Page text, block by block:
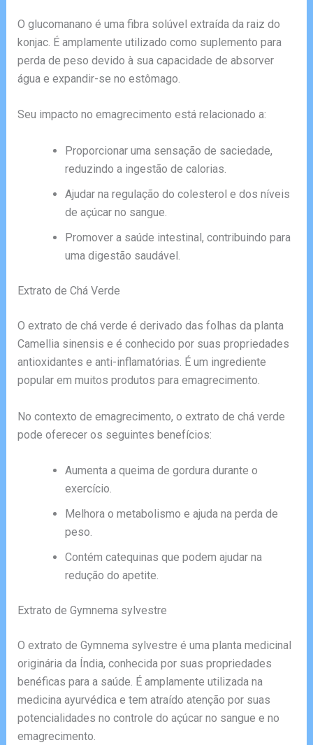
O glucomanano é uma fibra solúvel extraída da raiz do
konjac. É amplamente utilizado como suplemento para
perda de peso devido à sua capacidade de absorver
água e expandir-se no estômago.
Seu impacto no emagrecimento está relacionado a:
Proporcionar uma sensação de saciedade,
reduzindo a ingestão de calorias.
Ajudar na regulação do colesterol e dos níveis
de açúcar no sangue.
Promover a saúde intestinal, contribuindo para
uma digestão saudável.
Extrato de Chá Verde
O extrato de chá verde é derivado das folhas da planta
Camellia sinensis e é conhecido por suas propriedades
antioxidantes e anti-inflamatórias. É um ingrediente
popular em muitos produtos para emagrecimento.
No contexto de emagrecimento, o extrato de chá verde
pode oferecer os seguintes benefícios:
Aumenta a queima de gordura durante o
exercício.
Melhora o metabolismo e ajuda na perda de
peso.
Contém catequinas que podem ajudar na
redução do apetite.
Extrato de Gymnema sylvestre
O extrato de Gymnema sylvestre é uma planta medicinal
originária da Índia, conhecida por suas propriedades
benéficas para a saúde. É amplamente utilizada na
medicina ayurvédica e tem atraído atenção por suas
potencialidades no controle do açúcar no sangue e no
emagrecimento.